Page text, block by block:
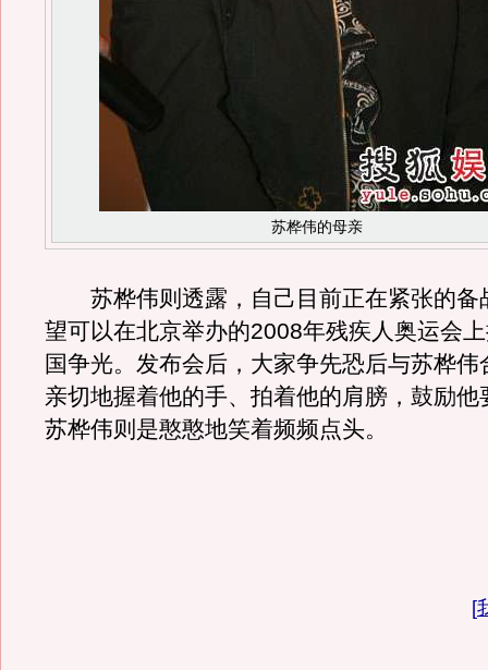
苏桦伟的母亲
苏桦伟则透露，自己目前正在紧张的备
望可以在北京举办的2008年残疾人奥运会
国争光。发布会后，大家争先恐后与苏桦伟
亲切地握着他的手、拍着他的肩膀，鼓励他
苏桦伟则是憨憨地笑着频频点头。
[